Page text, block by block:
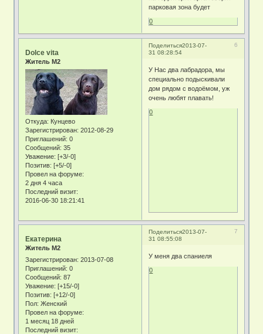
парковая зона будет
0
Поделиться 6
2013-07-
31 08:28:54
Dolce vita
Житель М2
Откуда: Кунцево
Зарегистрирован: 2012-08-29
Приглашений: 0
Сообщений: 35
Уважение: [+3/-0]
Позитив: [+5/-0]
Провел на форуме:
2 дня 4 часа
Последний визит:
2016-06-30 18:21:41
У Нас два лабрадора, мы
специально подыскивали
дом рядом с водоёмом, уж
очень любят плавать!
0
Поделиться 7
2013-07-
31 08:55:08
Екатерина
Житель М2
Зарегистрирован: 2013-07-08
Приглашений: 0
Сообщений: 87
Уважение: [+15/-0]
Позитив: [+12/-0]
Пол: Женский
Провел на форуме:
1 месяц 18 дней
Последний визит:
У меня два спаниеля
0